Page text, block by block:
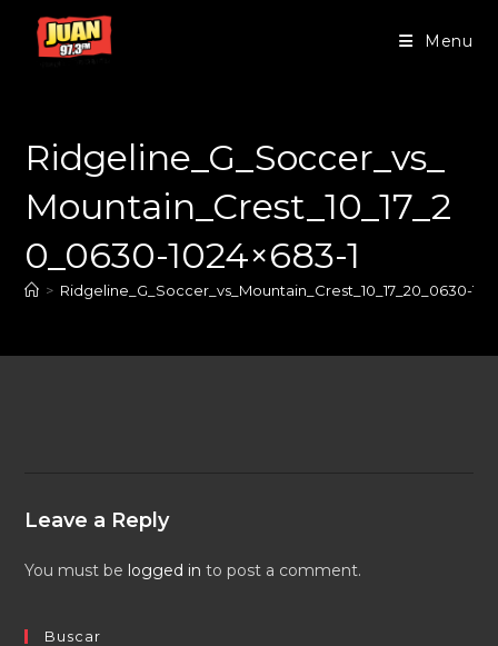
Menu
Ridgeline_G_Soccer_vs_
Mountain_Crest_10_17_2
0_0630-1024×683-1
> Ridgeline_G_Soccer_vs_Mountain_Crest_10_17_20_0630-
Leave a Reply
You must be logged in to post a comment.
Buscar